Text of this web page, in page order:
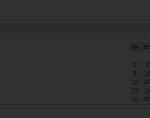
Пн
Вт
2
3
9
10
16
17
23
24
30
31